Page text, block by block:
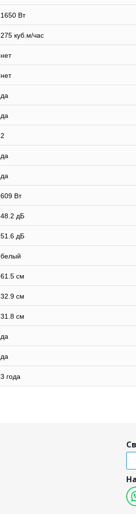
1650 Вт
275 куб.м/час
нет
нет
да
да
2
да
да
609 Вт
48.2 дБ
51.6 дБ
белый
61.5 см
32.9 см
31.8 см
да
да
3 года